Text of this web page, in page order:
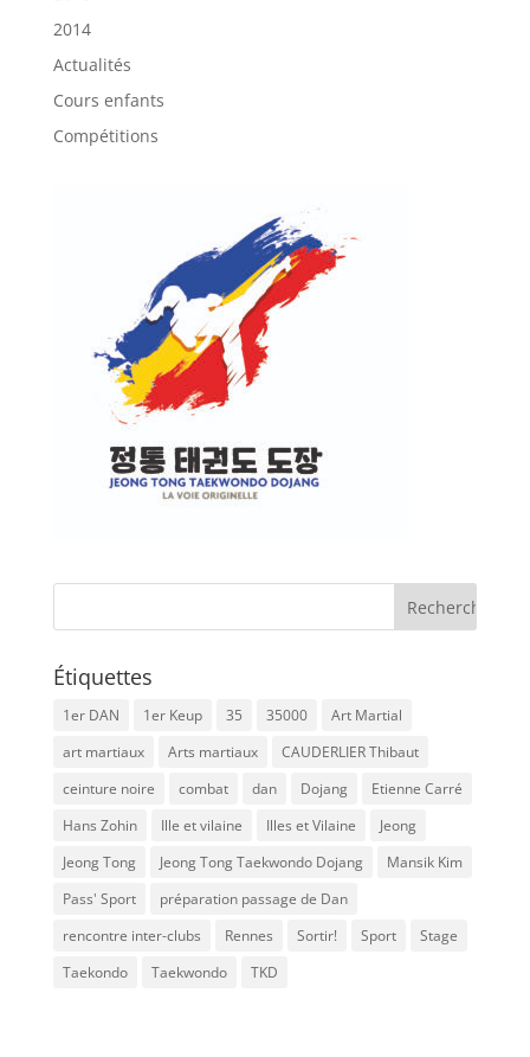
2014
Actualités
Cours enfants
Compétitions
Étiquettes
1er DAN 1er Keup 35 35000
Art Martial
art martiaux
Arts martiaux
CAUDERLIER Thibaut
ceinture noire
combat dan Dojang
Etienne Carré
Hans Zohin
Ille et vilaine Illes et Vilaine
Jeong
Jeong Tong
Jeong Tong Taekwondo Dojang
Mansik Kim
Pass' Sport
préparation passage de Dan
rencontre inter-clubs
Rennes Sortir! Sport
Stage
Taekondo
Taekwondo TKD